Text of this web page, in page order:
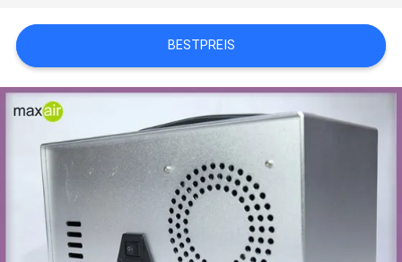
ZITAT
SHOPPING
ONLINE
SITEMAP
PRIVACY
BESTPREIS